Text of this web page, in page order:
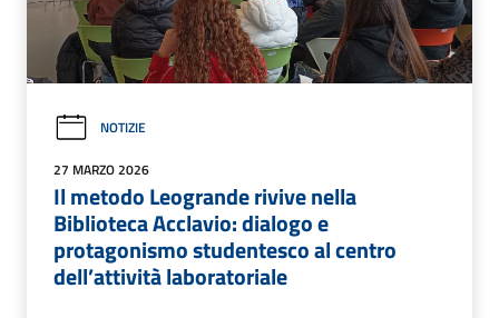
NOTIZIE
27 MARZO 2026
Il metodo Leogrande rivive nella
Biblioteca Acclavio: dialogo e
protagonismo studentesco al centro
dell’attività laboratoriale